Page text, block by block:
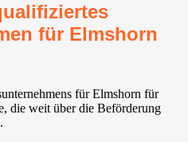
für Elmshorn
für Elmshorn für
die weit über die Beförderung